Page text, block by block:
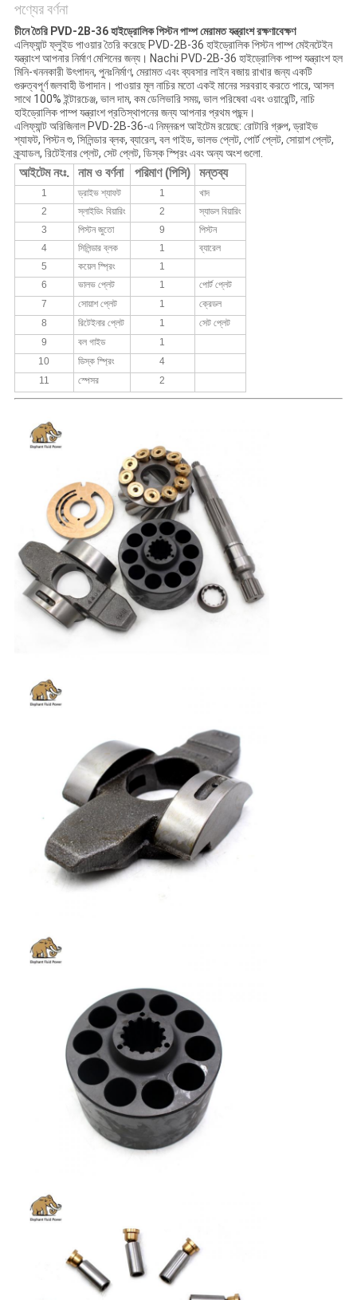
পণ্যের বর্ণনা
চীনে তৈরি PVD-2B-36 হাইড্রোলিক পিস্টন পাম্প মেরামত যন্ত্রাংশ রক্ষণাবেক্ষণ
এলিফ্যান্ট ফ্লুইড পাওয়ার তৈরি করেছে PVD-2B-36 হাইড্রোলিক পিস্টন পাম্প মেইনটেইন
যন্ত্রাংশ আপনার নির্মাণ মেশিনের জন্য। Nachi PVD-2B-36 হাইড্রোলিক পাম্প যন্ত্রাংশ হল
মিনি-খননকারী উৎপাদন, পুনঃনির্মাণ, মেরামত এবং ব্যবসার লাইন বজায় রাখার জন্য একটি
গুরুত্বপূর্ণ জলবাহী উপাদান। পাওয়ার মূল নাচির মতো একই মানের সরবরাহ করতে পারে, আসল
সাথে 100% ইন্টারচেঞ্জ, ভাল দাম, কম ডেলিভারি সময়, ভাল পরিষেবা এবং ওয়ারেন্টি, নাচি
হাইড্রোলিক পাম্প যন্ত্রাংশ প্রতিস্থাপনের জন্য আপনার প্রথম পছন্দ।
এলিফ্যান্ট অরিজিনাল PVD-2B-36-এ নিম্নরূপ আইটেম রয়েছে: রোটারি গ্রুপ, ড্রাইভ
শ্যাফট, পিস্টন শু, সিলিন্ডার ব্লক, ব্যারেল, বল গাইড, ভালভ প্লেট, পোর্ট প্লেট, সোয়াশ প্লেট,
ক্র্যাডল, রিটেইনার প্লেট, সেট প্লেট, ডিস্ক স্প্রিং এবং অন্য অংশ গুলো.
আইটেম নংঃ. নাম ও বর্ণনা পরিমাণ (পিসি) মন্তব্য
1 ড্রাইভ শ্যাফট 1
খাদ
2
স্লাইডিং বিয়ারিং 2
স্যাডল বিয়ারিং
3
পিস্টন জুতো 9
পিস্টন
4
সিলিন্ডার ব্লক 1
ব্যারেল
5
কয়েল স্প্রিং
1
6
ভালভ প্লেট 1
পোর্ট প্লেট
7
সোয়াশ প্লেট 1
ক্রেডল
8
রিটেইনার প্লেট 1
সেট প্লেট
9
বল গাইড
1
10
ডিস্ক স্প্রিং
4
11
স্পেসর 2